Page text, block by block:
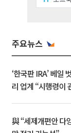
주요뉴스
‘한국판 IRA’ 베일
리 업계 “시행령이
與 “세제개편안